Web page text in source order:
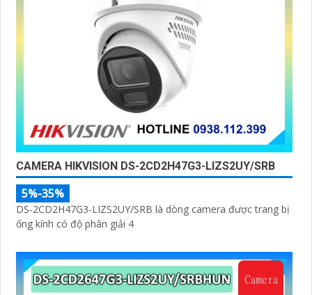
CAMERA HIKVISION DS-2CD2H47G3-LIZS2UY/SRB
5%-35%
DS-2CD2H47G3-LIZS2UY/SRB là dòng camera được trang bị
ống kính có độ phân giải 4